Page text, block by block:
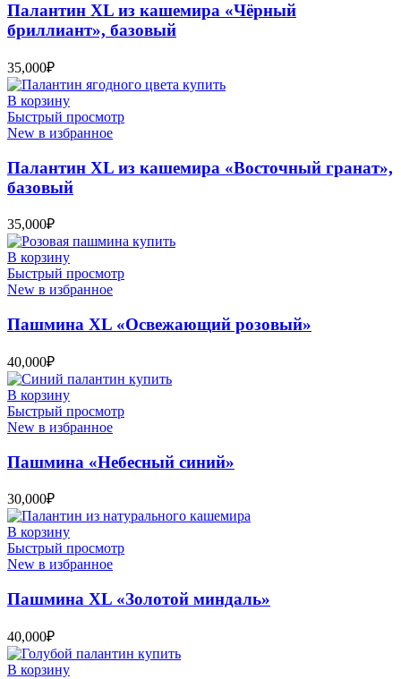
Палантин XL из кашемира «Чёрный
бриллиант», базовый
35,000₽
В корзину
Быстрый просмотр
New в избранное
Палантин XL из кашемира «Восточный гранат»,
базовый
35,000₽
В корзину
Быстрый просмотр
New в избранное
Пашмина XL «Освежающий розовый»
40,000₽
В корзину
Быстрый просмотр
New в избранное
Пашмина «Небесный синий»
30,000₽
В корзину
Быстрый просмотр
New в избранное
Пашмина XL «Золотой миндаль»
40,000₽
В корзину